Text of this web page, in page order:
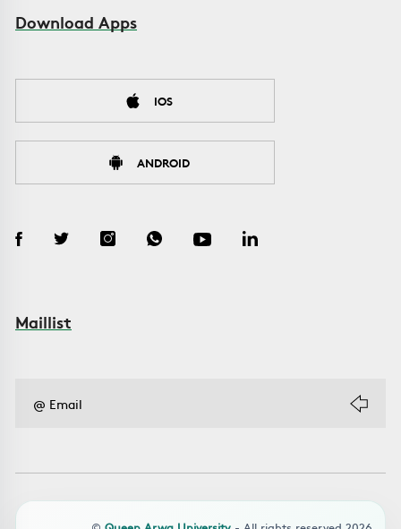
Download Apps
IOS
ANDROID
Maillist